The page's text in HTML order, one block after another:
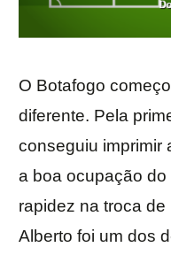
O Botafogo
diferente. Pela
conseguiu imprimir
a boa ocupação
rapidez na troca
Alberto foi um dos